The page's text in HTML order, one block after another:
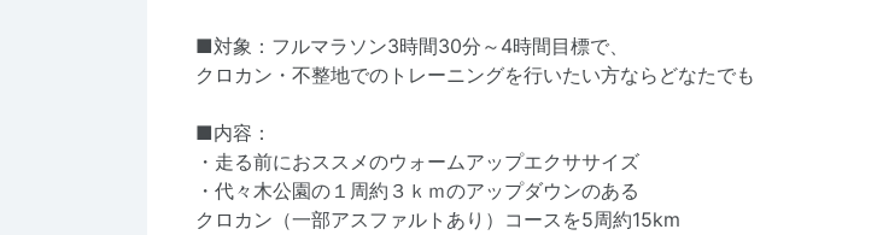
■対象：フルマラソン3時間30分～4時間目標で、
クロカン・不整地でのトレーニングを行いたい方ならどなたでも
■内容：
・走る前におススメのウォームアップエクササイズ
・代々木公園の１周約３ｋｍのアップダウンのある
クロカン（一部アスファルトあり）コースを5周約15km